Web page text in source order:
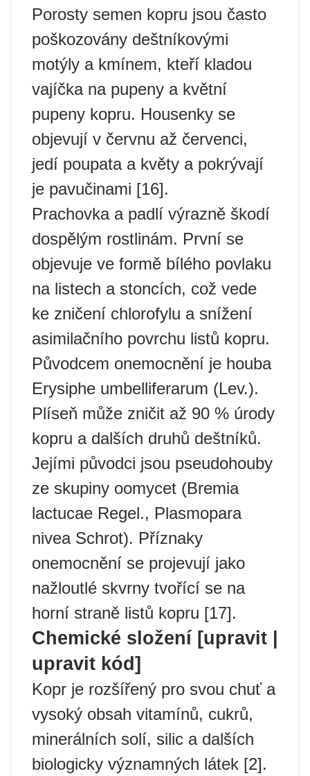
Porosty semen kopru jsou často
poškozovány deštníkovými
motýly a kmínem, kteří kladou
vajíčka na pupeny a květní
pupeny kopru. Housenky se
objevují v červnu až červenci,
jedí poupata a květy a pokrývají
je pavučinami [16].
Prachovka a padlí výrazně škodí
dospělým rostlinám. První se
objevuje ve formě bílého povlaku
na listech a stoncích, což vede
ke zničení chlorofylu a snížení
asimilačního povrchu listů kopru.
Původcem onemocnění je houba
Erysiphe umbelliferarum (Lev.).
Plíseň může zničit až 90 % úrody
kopru a dalších druhů deštníků.
Jejími původci jsou pseudohouby
ze skupiny oomycet (Bremia
lactucae Regel., Plasmopara
nivea Schrot). Příznaky
onemocnění se projevují jako
nažloutlé skvrny tvořící se na
horní straně listů kopru [17].
Chemické složení [upravit |
upravit kód]
Kopr je rozšířený pro svou chuť a
vysoký obsah vitamínů, cukrů,
minerálních solí, silic a dalších
biologicky významných látek [2].